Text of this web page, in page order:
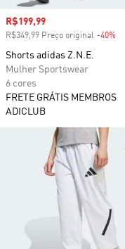
Preço com desconto
R$199,99
R$349,99 Preço original -40%
Shorts adidas Z.N.E.
Mulher Sportswear
6 cores
FRETE GRÁTIS MEMBROS
ADICLUB